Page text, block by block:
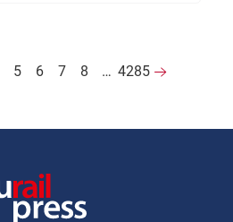
5 6 7 8 … 4285